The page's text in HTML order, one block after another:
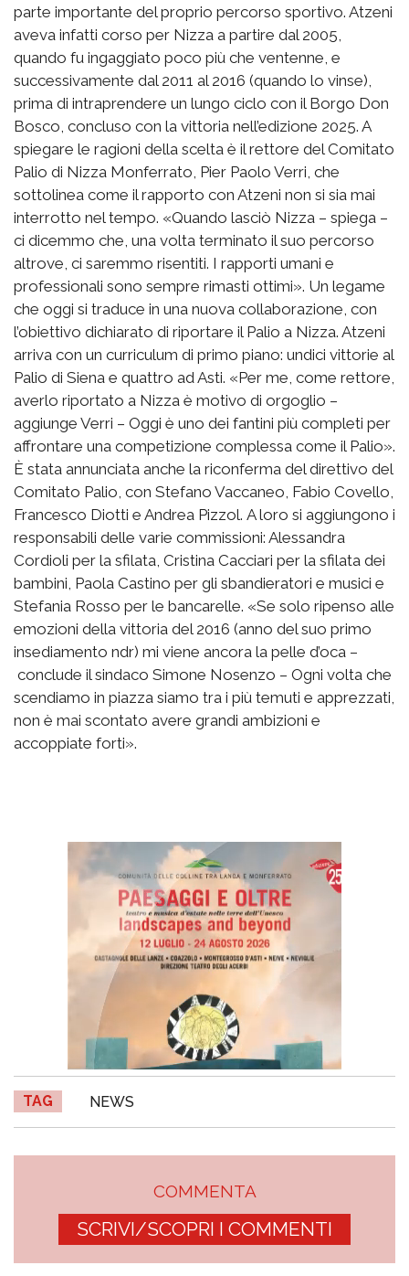
parte importante del proprio percorso sportivo. Atzeni
aveva infatti corso per Nizza a partire dal 2005,
quando fu ingaggiato poco più che ventenne, e
successivamente dal 2011 al 2016 (quando lo vinse),
prima di intraprendere un lungo ciclo con il Borgo Don
Bosco, concluso con la vittoria nell’edizione 2025. A
spiegare le ragioni della scelta è il rettore del Comitato
Palio di Nizza Monferrato, Pier Paolo Verri, che
sottolinea come il rapporto con Atzeni non si sia mai
interrotto nel tempo. «Quando lasciò Nizza – spiega –
ci dicemmo che, una volta terminato il suo percorso
altrove, ci saremmo risentiti. I rapporti umani e
professionali sono sempre rimasti ottimi». Un legame
che oggi si traduce in una nuova collaborazione, con
l’obiettivo dichiarato di riportare il Palio a Nizza. Atzeni
arriva con un curriculum di primo piano: undici vittorie al
Palio di Siena e quattro ad Asti. «Per me, come rettore,
averlo riportato a Nizza è motivo di orgoglio –
aggiunge Verri – Oggi è uno dei fantini più completi per
affrontare una competizione complessa come il Palio».
È stata annunciata anche la riconferma del direttivo del
Comitato Palio, con Stefano Vaccaneo, Fabio Covello,
Francesco Diotti e Andrea Pizzol. A loro si aggiungono i
responsabili delle varie commissioni: Alessandra
Cordioli per la sfilata, Cristina Cacciari per la sfilata dei
bambini, Paola Castino per gli sbandieratori e musici e
Stefania Rosso per le bancarelle. «Se solo ripenso alle
emozioni della vittoria del 2016 (anno del suo primo
insediamento ndr) mi viene ancora la pelle d’oca –
conclude il sindaco Simone Nosenzo – Ogni volta che
scendiamo in piazza siamo tra i più temuti e apprezzati,
non è mai scontato avere grandi ambizioni e
accoppiate forti».
TAG NEWS
COMMENTA
SCRIVI/SCOPRI I COMMENTI